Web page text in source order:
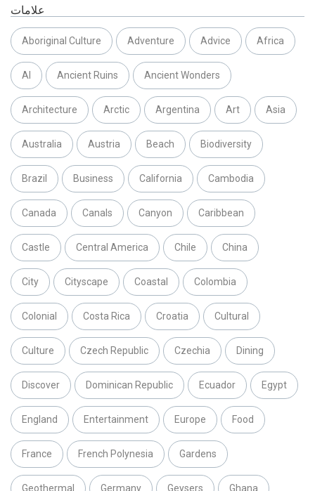
علامات
Aboriginal Culture Adventure Advice Africa
AI Ancient Ruins Ancient Wonders
Architecture Arctic Argentina Art Asia
Australia Austria Beach Biodiversity
Brazil Business California Cambodia
Canada Canals Canyon Caribbean
Castle Central America Chile China
City Cityscape Coastal Colombia
Colonial Costa Rica Croatia Cultural
Culture Czech Republic Czechia Dining
Discover Dominican Republic Ecuador Egypt
England Entertainment Europe Food
France French Polynesia Gardens
Geothermal Germany Geysers Ghana